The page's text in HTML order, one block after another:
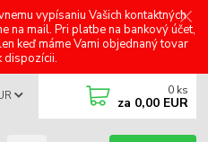
vypísaniu Vašich kontaktných
na mail. Pri platbe na bankový účet,
keď máme Vami objednaný tovar
dispozícii.
0 ks
za 0,00 EUR